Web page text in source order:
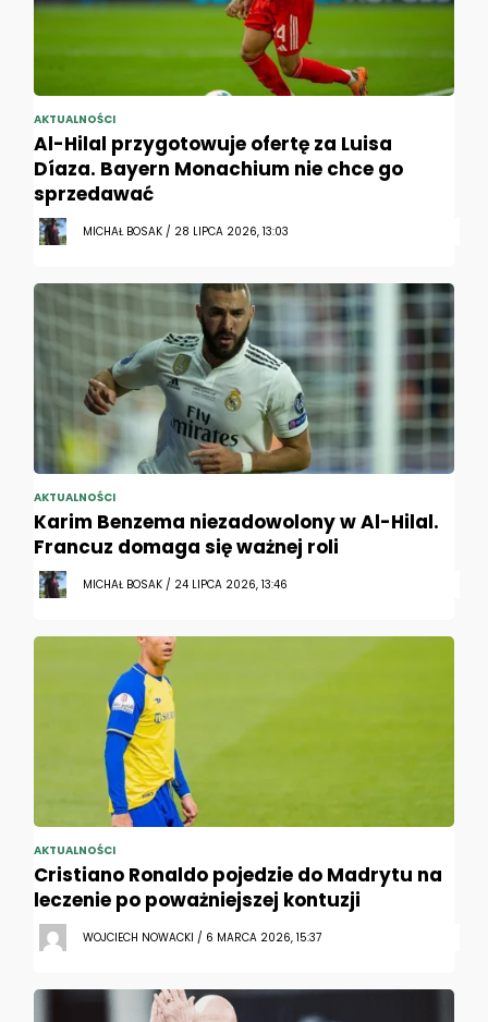
AKTUALNOŚCI
Al-Hilal przygotowuje ofertę za Luisa
Díaza. Bayern Monachium nie chce go
sprzedawać
MICHAŁ BOSAK / 28 LIPCA 2026, 13:03
AKTUALNOŚCI
Karim Benzema niezadowolony w Al-Hilal.
Francuz domaga się ważnej roli
MICHAŁ BOSAK / 24 LIPCA 2026, 13:46
AKTUALNOŚCI
Cristiano Ronaldo pojedzie do Madrytu na
leczenie po poważniejszej kontuzji
WOJCIECH NOWACKI / 6 MARCA 2026, 15:37